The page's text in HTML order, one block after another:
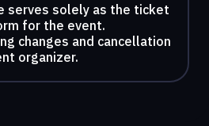
serves solely as the ticket
for the event.
changes and cancellation
organizer.